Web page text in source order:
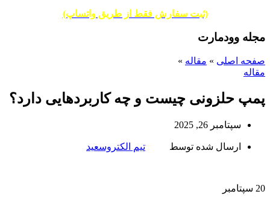
(ثبت سفارش فقط از طریق واتساپ)
مجله وودمارت
صفحه اصلی » مقاله »
مقاله
پمپ حلزونی چیست و چه کاربردهایی دارد؟
سپتامبر 26, 2025
ارسال شده توسط تیم الکتروسعید
20 سپتامبر